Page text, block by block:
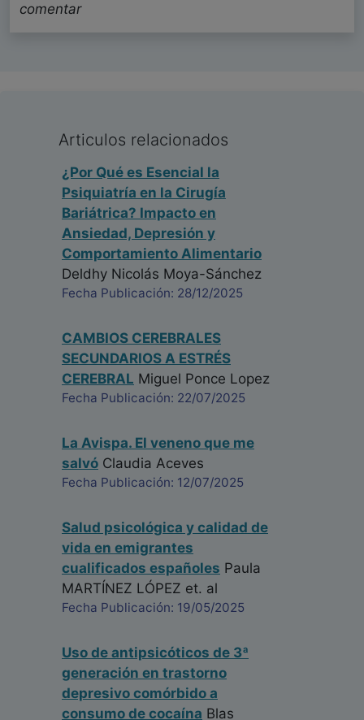
comentar
Articulos relacionados
¿Por Qué es Esencial la
Psiquiatría en la Cirugía
Bariátrica? Impacto en
Ansiedad, Depresión y
Comportamiento Alimentario
Deldhy Nicolás Moya-Sánchez
Fecha Publicación: 28/12/2025
CAMBIOS CEREBRALES
SECUNDARIOS A ESTRÉS
CEREBRAL Miguel Ponce Lopez
Fecha Publicación: 22/07/2025
La Avispa. El veneno que me
salvó Claudia Aceves
Fecha Publicación: 12/07/2025
Salud psicológica y calidad de
vida en emigrantes
cualificados españoles Paula
MARTÍNEZ LÓPEZ et. al
Fecha Publicación: 19/05/2025
Uso de antipsicóticos de 3ª
generación en trastorno
depresivo comórbido a
consumo de cocaína Blas